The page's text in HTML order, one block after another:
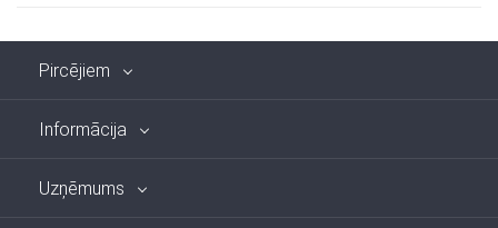
Pircējiem
Informācija
Uzņēmums